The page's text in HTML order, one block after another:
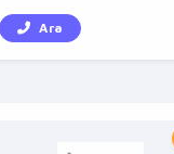
Ara